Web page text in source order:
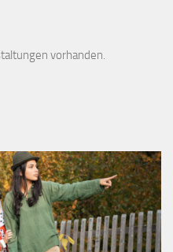
vorhanden.